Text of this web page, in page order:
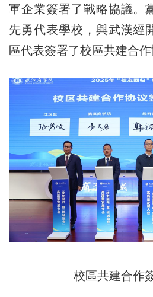
軍企業簽署了戰略協議。
先勇代表學校，與武漢經
區代表簽署了校區共建合作
校區共建合作